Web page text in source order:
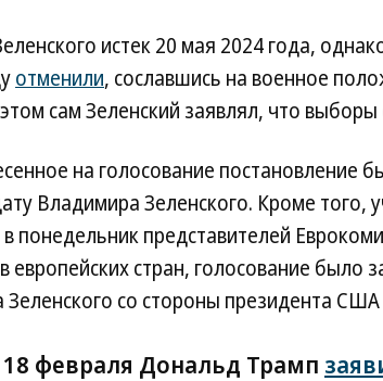
истек 20 мая 2024 года,
отменили, сославшись на военное
сам Зеленский заявлял, что выборы
на голосование постановление
Владимира Зеленского. Кроме того,
понедельник представителей
европейских стран, голосование было
Зеленского со стороны президента
февраля Дональд Трамп